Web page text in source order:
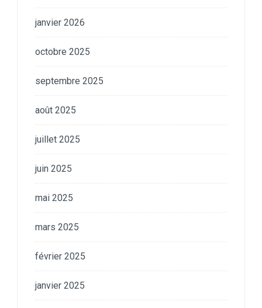
janvier 2026
octobre 2025
septembre 2025
août 2025
juillet 2025
juin 2025
mai 2025
mars 2025
février 2025
janvier 2025